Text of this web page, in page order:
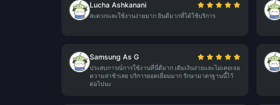
Lucha Ashkanani
สะดวกและใช้งานง่ายมาก ยินดีมากที่ได้ใช้บริการ
Samsung As G
ประสบการณ์การใช้งานที่นี่ดีมาก เติมเงินง่ายและไม่เคยเจอ
ความล่าช้าเลย บริการยอดเยี่ยมมาก รักษามาตรฐานนี้ไว้
ต่อไปนะ